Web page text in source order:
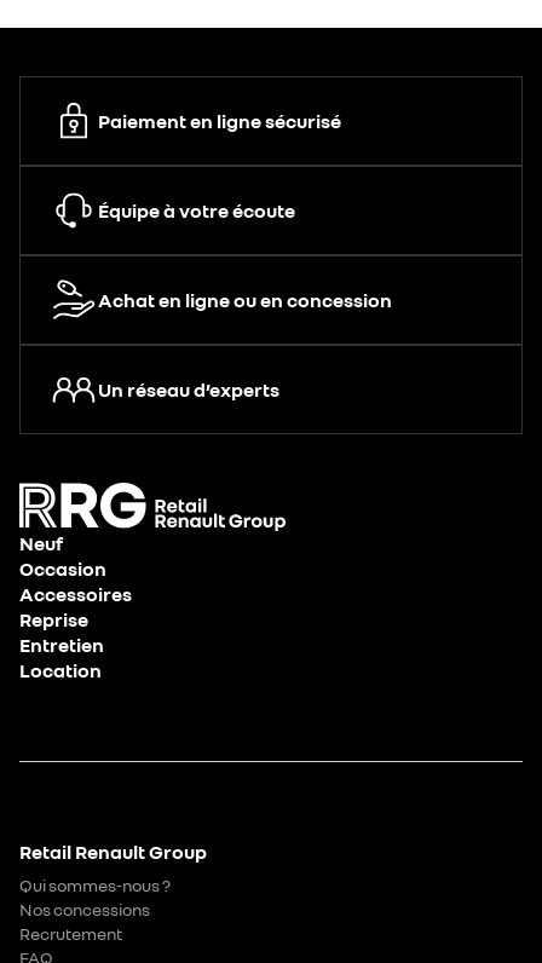
Paiement en ligne sécurisé
Équipe à votre écoute
Achat en ligne ou en concession
Un réseau d’experts
Neuf
Occasion
Accessoires
Reprise
Entretien
Location
Retail Renault Group
Qui sommes-nous ?
Nos concessions
Recrutement
FAQ